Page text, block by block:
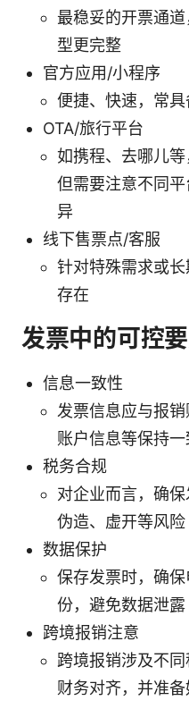
最稳妥的开票通
型更完整
官方应用/小程序
便捷、快速，常
OTA/旅行平台
如携程、去哪儿等
但需要注意不同
异
线下售票点/客服
针对特殊需求或
存在
发票中的可控
信息一致性
发票信息应与报
账户信息等保持
税务合规
对企业而言，确
伪造、虚开等风险
数据保护
保存发票时，确
份，避免数据泄露
跨境报销注意
跨境报销涉及不
财务对齐，并准